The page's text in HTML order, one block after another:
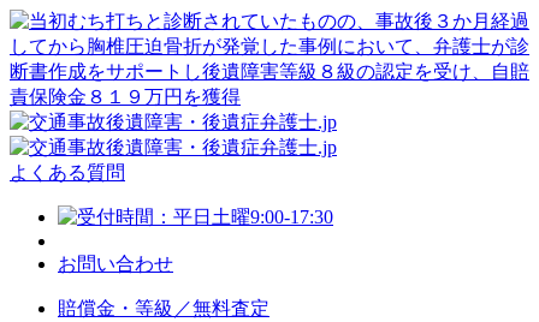
よくある質問
お問い合わせ
賠償金・等級／無料査定